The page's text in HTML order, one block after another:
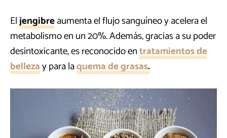
Eljengibreaumenta el flujo sanguíneo y acelera el
metabolismo en un 20%. Además, gracias a su poder
desintoxicante, es reconocido entratamientos de
bellezay para laquema de grasas.